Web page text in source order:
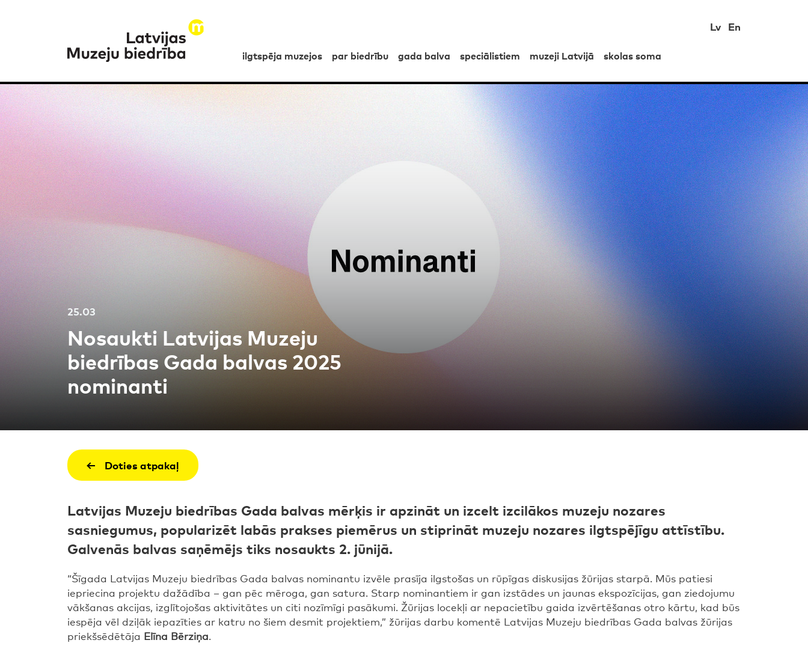
ilgtspēja muzejos par biedrību gada balva speciālistiem muzeji Latvijā skolas soma
Lv En
25.03
Nosaukti Latvijas Muzeju
biedrības Gada balvas 2025
nominanti
Doties atpakaļ
Latvijas Muzeju biedrības Gada balvas mērķis ir apzināt un izcelt izcilākos muzeju nozares
sasniegumus, popularizēt labās prakses piemērus un stiprināt muzeju nozares ilgtspējīgu attīstību.
Galvenās balvas saņēmējs tiks nosaukts 2. jūnijā.
“Šīgada Latvijas Muzeju biedrības Gada balvas nominantu izvēle prasīja ilgstošas un rūpīgas diskusijas žūrijas starpā. Mūs patiesi
iepriecina projektu dažādība – gan pēc mēroga, gan satura. Starp nominantiem ir gan izstādes un jaunas ekspozīcijas, gan ziedojumu
vākšanas akcijas, izglītojošas aktivitātes un citi nozīmīgi pasākumi. Žūrijas locekļi ar nepacietību gaida izvērtēšanas otro kārtu, kad būs
iespēja vēl dziļāk iepazīties ar katru no šiem desmit projektiem,” žūrijas darbu komentē Latvijas Muzeju biedrības Gada balvas žūrijas
priekšsēdētāja Elīna Bērziņa.